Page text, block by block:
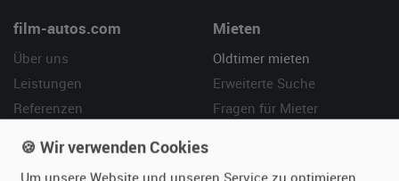
film-autos.com
Über uns
Leistungen
Referenzen
Mieten
Oldtimer mieten
Erweiterte Suche
Fragen für Mieter
🍪 Wir verwenden Cookies